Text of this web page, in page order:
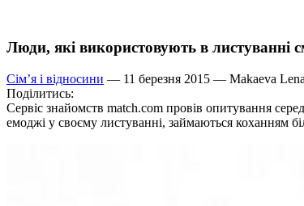
Люди, які використовують в листуванні
Сім’я і відносини — 11 березня 2015 — Makaeva Lena
Поділитись:
Сервіс знайомств match.com провів опитування
емоджі у своєму листуванні, займаються коханням